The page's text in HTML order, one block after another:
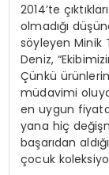
2014’te
olmadığı
söyleyen Minik
Deniz,
Çünkü
müdavimi
en uygun
yana hiç
başarıdan
çocuk